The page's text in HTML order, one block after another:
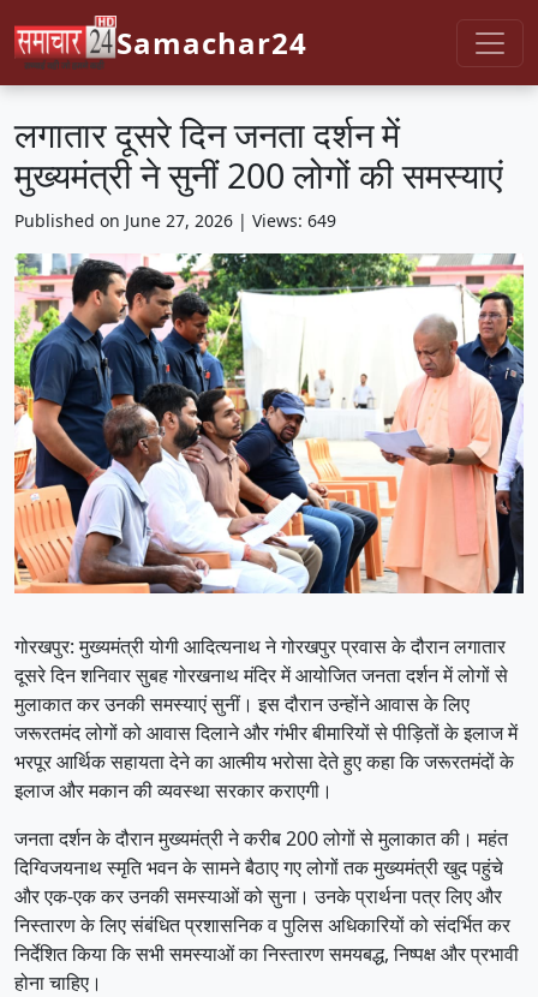
Samachar24
लगातार दूसरे दिन जनता दर्शन में
मुख्यमंत्री ने सुनीं 200 लोगों की समस्याएं
Published on June 27, 2026 | Views: 649
गोरखपुर: मुख्यमंत्री योगी आदित्यनाथ ने गोरखपुर प्रवास के दौरान लगातार
दूसरे दिन शनिवार सुबह गोरखनाथ मंदिर में आयोजित जनता दर्शन में लोगों से
मुलाकात कर उनकी समस्याएं सुनीं। इस दौरान उन्होंने आवास के लिए
जरूरतमंद लोगों को आवास दिलाने और गंभीर बीमारियों से पीड़ितों के इलाज में
भरपूर आर्थिक सहायता देने का आत्मीय भरोसा देते हुए कहा कि जरूरतमंदों के
इलाज और मकान की व्यवस्था सरकार कराएगी।
जनता दर्शन के दौरान मुख्यमंत्री ने करीब 200 लोगों से मुलाकात की। महंत
दिग्विजयनाथ स्मृति भवन के सामने बैठाए गए लोगों तक मुख्यमंत्री खुद पहुंचे
और एक-एक कर उनकी समस्याओं को सुना। उनके प्रार्थना पत्र लिए और
निस्तारण के लिए संबंधित प्रशासनिक व पुलिस अधिकारियों को संदर्भित कर
निर्देशित किया कि सभी समस्याओं का निस्तारण समयबद्ध, निष्पक्ष और प्रभावी
होना चाहिए।